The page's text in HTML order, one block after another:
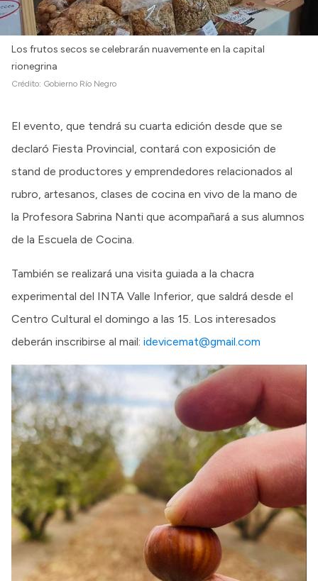
Los frutos secos se celebrarán nuavemente en la capital
rionegrina
Crédito: Gobierno Río Negro
El evento, que tendrá su cuarta edición desde que se
declaró Fiesta Provincial, contará con exposición de
stand de productores y emprendedores relacionados al
rubro, artesanos, clases de cocina en vivo de la mano de
la Profesora Sabrina Nanti que acompañará a sus alumnos
de la Escuela de Cocina.
También se realizará una visita guiada a la chacra
experimental del INTA Valle Inferior, que saldrá desde el
Centro Cultural el domingo a las 15. Los interesados
deberán inscribirse al mail: idevicemat@gmail.com